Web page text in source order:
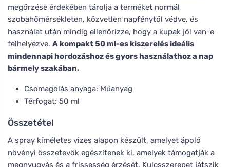
megőrzése érdekében tárolja a terméket normál
szobahőmérsékleten, közvetlen napfénytől védve, és
használat után mindig ellenőrizze, hogy a kupak jól van-e
felhelyezve. A kompakt 50 ml-es kiszerelés ideális
mindennapi hordozáshoz és gyors használathoz a nap
bármely szakában.
Csomagolás anyaga: Műanyag
Térfogat: 50 ml
Összetétel
A spray kíméletes vizes alapon készült, amelyet ápoló
növényi összetevők egészítenek ki, amelyek támogatják a
megnyugvás és a frissesség érzését. Kulcsszerepet játszik